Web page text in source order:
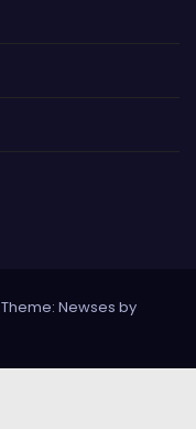
Theme: Newses by